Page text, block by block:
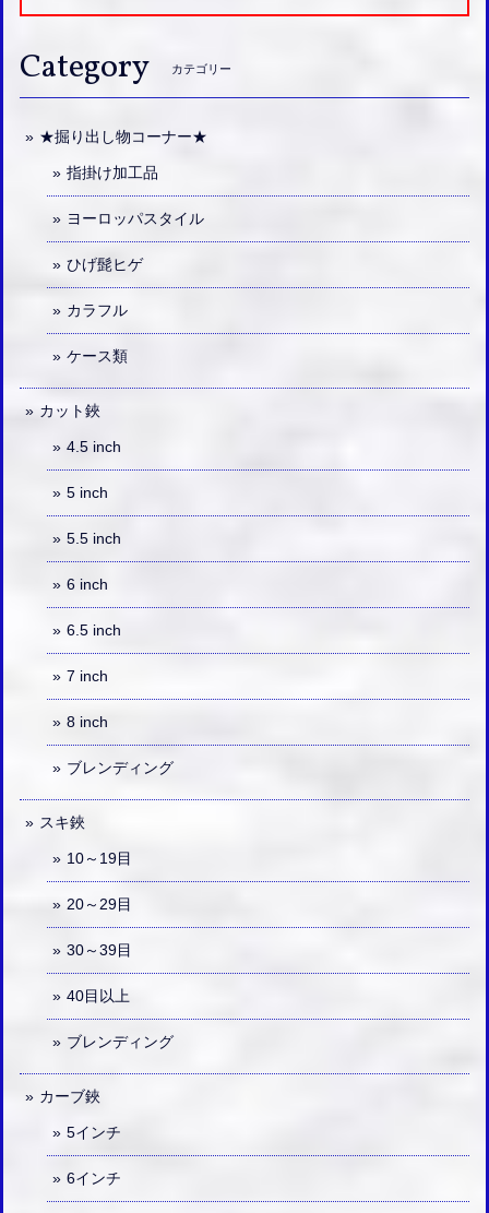
Category カテゴリー
★掘り出し物コーナー★
指掛け加工品
ヨーロッパスタイル
ひげ髭ヒゲ
カラフル
ケース類
カット鋏
4.5 inch
5 inch
5.5 inch
6 inch
6.5 inch
7 inch
8 inch
ブレンディング
スキ鋏
10～19目
20～29目
30～39目
40目以上
ブレンディング
カーブ鋏
5インチ
6インチ